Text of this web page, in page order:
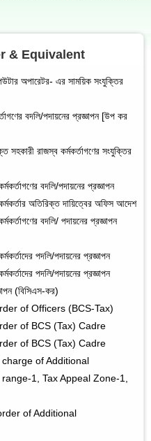
& Equivalent
অপারেটর- এর সাময়িক সংযুক্তির
বদলি/পদায়নের প্রজ্ঞাপন [উপ কর
রাজস্ব কর্মকর্তাগণের সংযুক্তির
বদলি/পদায়নের প্রজ্ঞাপন
অতিরিক্ত দায়িত্বের অফিস আদেশ
বদলি/ পদায়নের প্রজ্ঞাপন
পদলি/পদায়নের প্রজ্ঞাপন
পদলি/পদায়নের প্রজ্ঞাপন
(বিসিএস-কর)
of Officers (BCS-Tax)
of BCS (Tax) Cadre
of BCS (Tax) Cadre
of Additional
1, Tax Appeal Zone-1,
of Additional